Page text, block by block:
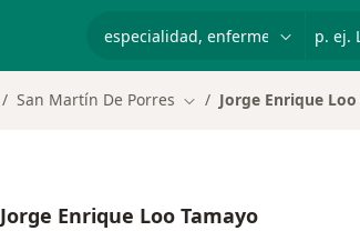
San Martín De Porres Cambiar de ciudad
Jorge Enrique
Jorge Enrique Loo Tamayo